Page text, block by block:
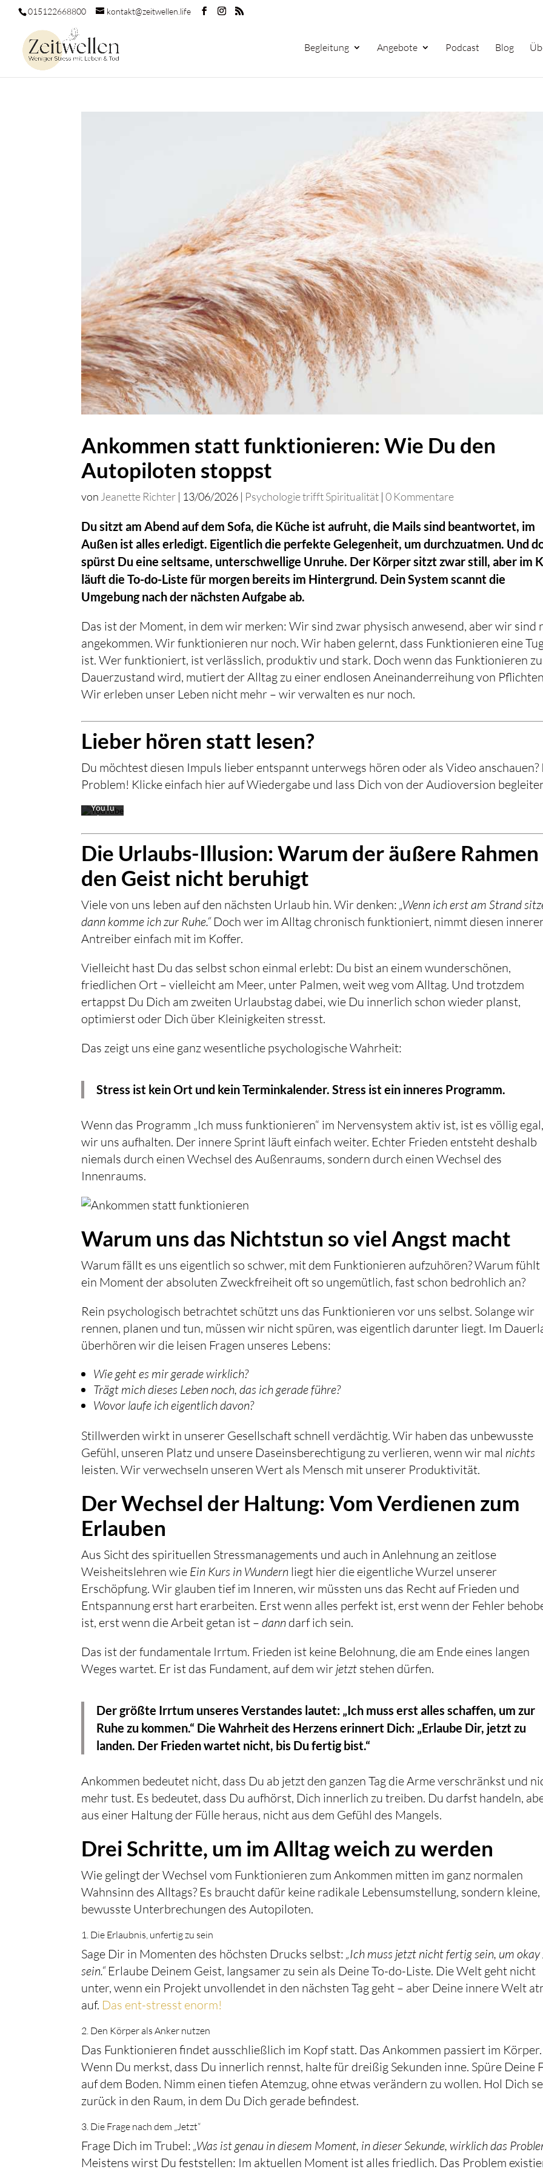
015122668800 kontakt@zeitwellen.life
Begleitung Angebote Podcast Blog
Ankommen statt funktionieren: Wie Du den
Autopiloten stoppst
von Jeanette Richter | 13/06/2026 | Psychologie trifft Spiritualität |0 Kommentare
Du sitzt am Abend auf dem Sofa, die Küche ist aufruht, die Mails sind beantwortet, im
Außen ist alles erledigt. Eigentlich die perfekte Gelegenheit, um durchzuatmen. Und
spürst Du eine seltsame, unterschwellige Unruhe. Der Körper sitzt zwar still, aber im
läuft die To-do-Liste für morgen bereits im Hintergrund. Dein System scannt die
Umgebung nach der nächsten Aufgabe ab.
Das ist der Moment, in dem wir merken: Wir sind zwar physisch anwesend, aber wir sind
angekommen. Wir funktionieren nur noch. Wir haben gelernt, dass Funktionieren eine
ist. Wer funktioniert, ist verlässlich, produktiv und stark. Doch wenn das Funktionieren
Dauerzustand wird, mutiert der Alltag zu einer endlosen Aneinanderreihung von
Wir erleben unser Leben nicht mehr – wir verwalten es nur noch.
Lieber hören statt lesen?
Du möchtest diesen Impuls lieber entspannt unterwegs hören oder als Video anschauen?
Problem! Klicke einfach hier auf Wiedergabe und lass Dich von der Audioversion
Mit
dem
Laden
des
ieren
Sie die
schutz
ung
YouTu
be.
en
Video
laden
YouTub
e immer
entsper
Die Urlaubs-Illusion: Warum der äußere Rahmen
den Geist nicht beruhigt
Viele von uns leben auf den nächsten Urlaub hin. Wir denken:„Wenn ich erst am Strand
dann komme ich zur Ruhe.“Doch wer im Alltag chronisch funktioniert, nimmt diesen
Antreiber einfach mit im Koffer.
Vielleicht hast Du das selbst schon einmal erlebt: Du bist an einem wunderschönen,
friedlichen Ort – vielleicht am Meer, unter Palmen, weit weg vom Alltag. Und trotzdem
ertappst Du Dich am zweiten Urlaubstag dabei, wie Du innerlich schon wieder planst,
optimierst oder Dich über Kleinigkeiten stresst.
Das zeigt uns eine ganz wesentliche psychologische Wahrheit:
Stress ist kein Ort und kein Terminkalender. Stress ist ein inneres Programm.
Wenn das Programm „Ich muss funktionieren“ im Nervensystem aktiv ist, ist es völlig
wir uns aufhalten. Der innere Sprint läuft einfach weiter. Echter Frieden entsteht deshalb
niemals durch einen Wechsel des Außenraums, sondern durch einen Wechsel des
Innenraums.
Warum uns das Nichtstun so viel Angst macht
Warum fällt es uns eigentlich so schwer, mit dem Funktionieren aufzuhören? Warum fühlt
ein Moment der absoluten Zweckfreiheit oft so ungemütlich, fast schon bedrohlich an?
Rein psychologisch betrachtet schützt uns das Funktionieren vor uns selbst. Solange wir
rennen, planen und tun, müssen wir nicht spüren, was eigentlich darunter liegt. Im
überhören wir die leisen Fragen unseres Lebens:
Wie geht es mir gerade wirklich?
Trägt mich dieses Leben noch, das ich gerade führe?
Wovor laufe ich eigentlich davon?
Stillwerden wirkt in unserer Gesellschaft schnell verdächtig. Wir haben das unbewusste
Gefühl, unseren Platz und unsere Daseinsberechtigung zu verlieren, wenn wir mal nichts
leisten. Wir verwechseln unseren Wert als Mensch mit unserer Produktivität.
Der Wechsel der Haltung: Vom Verdienen zum
Erlauben
Aus Sicht des spirituellen Stressmanagements und auch in Anlehnung an zeitlose
Weisheitslehren wie Ein Kurs in Wundern liegt hier die eigentliche Wurzel unserer
Erschöpfung. Wir glauben tief im Inneren, wir müssten uns das Recht auf Frieden und
Entspannung erst hart erarbeiten. Erst wenn alles perfekt ist, erst wenn der Fehler
ist, erst wenn die Arbeit getan ist –dann darf ich sein.
Das ist der fundamentale Irrtum. Frieden ist keine Belohnung, die am Ende eines langen
Weges wartet. Er ist das Fundament, auf dem wir jetzt stehen dürfen.
Der größte Irrtum unseres Verstandes lautet: „Ich muss erst alles schaffen, um zur
Ruhe zu kommen.“ Die Wahrheit des Herzens erinnert Dich: „Erlaube Dir, jetzt zu
landen. Der Frieden wartet nicht, bis Du fertig bist.“
Ankommen bedeutet nicht, dass Du ab jetzt den ganzen Tag die Arme verschränkst und
mehr tust. Es bedeutet, dass Du aufhörst, Dich innerlich zu treiben. Du darfst handeln,
aus einer Haltung der Fülle heraus, nicht aus dem Gefühl des Mangels.
Drei Schritte, um im Alltag weich zu werden
Wie gelingt der Wechsel vom Funktionieren zum Ankommen mitten im ganz normalen
Wahnsinn des Alltags? Es braucht dafür keine radikale Lebensumstellung, sondern kleine,
bewusste Unterbrechungen des Autopiloten.
1. Die Erlaubnis, unfertig zu sein
Sage Dir in Momenten des höchsten Drucks selbst:„Ich muss jetzt nicht fertig sein, um okay
sein.“Erlaube Deinem Geist, langsamer zu sein als Deine To-do-Liste. Die Welt geht nicht
unter, wenn ein Projekt unvollendet in den nächsten Tag geht – aber Deine innere Welt
auf. Das ent-stresst enorm!
2. Den Körper als Anker nutzen
Das Funktionieren findet ausschließlich im Kopf statt. Das Ankommen passiert im Körper.
Wenn Du merkst, dass Du innerlich rennst, halte für dreißig Sekunden inne. Spüre Deine
auf dem Boden. Nimm einen tiefen Atemzug, ohne etwas verändern zu wollen. Hol Dich
zurück in den Raum, in dem Du Dich gerade befindest.
3. Die Frage nach dem „Jetzt“
Frage Dich im Trubel:„Was ist genau in diesem Moment, in dieser Sekunde, wirklich das
Meistens wirst Du feststellen: Im aktuellen Moment ist alles friedlich. Das Problem